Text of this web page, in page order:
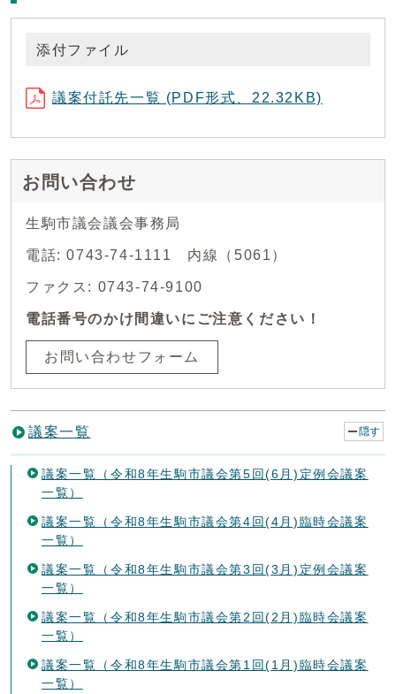
添付ファイル
議案付託先一覧 (PDF形式、22.32KB)
お問い合わせ
生駒市議会議会事務局
電話: 0743-74-1111 内線（5061）
ファクス: 0743-74-9100
電話番号のかけ間違いにご注意ください！
お問い合わせフォーム
議案一覧 隠す
議案一覧（令和8年生駒市議会第5回(6月)定例会議案
一覧）
議案一覧（令和8年生駒市議会第4回(4月)臨時会議案
一覧）
議案一覧（令和8年生駒市議会第3回(3月)定例会議案
一覧）
議案一覧（令和8年生駒市議会第2回(2月)臨時会議案
一覧）
議案一覧（令和8年生駒市議会第1回(1月)臨時会議案
一覧）